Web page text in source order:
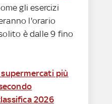
gli esercizi
l'orario
è dalle 9 fino
più
2026